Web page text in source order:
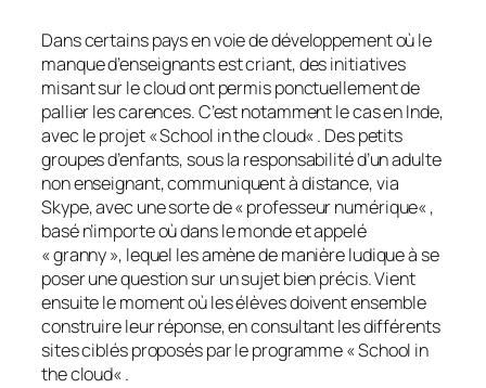
Dans certains pays en voie de développement où le
manque d’enseignants est criant, des initiatives
misant sur le cloud ont permis ponctuellement de
pallier les carences. C’est notamment le cas en Inde,
avec le projet «School in the cloud« . Des petits
groupes d’enfants, sous la responsabilité d’un adulte
non enseignant, communiquent à distance, via
Skype, avec une sorte de «professeur numérique« ,
basé n’importe où dans le monde et appelé
« granny », lequel les amène de manière ludique à se
poser une question sur un sujet bien précis. Vient
ensuite le moment où les élèves doivent ensemble
construire leur réponse, en consultant les différents
sites ciblés proposés par le programme «School in
the cloud« .